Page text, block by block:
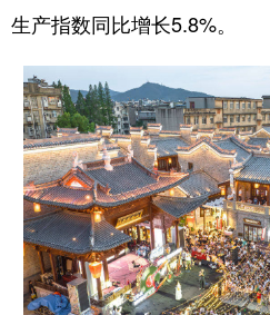
生产指数同比增长5.8%。